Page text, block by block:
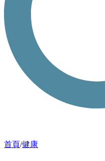
首頁/健康